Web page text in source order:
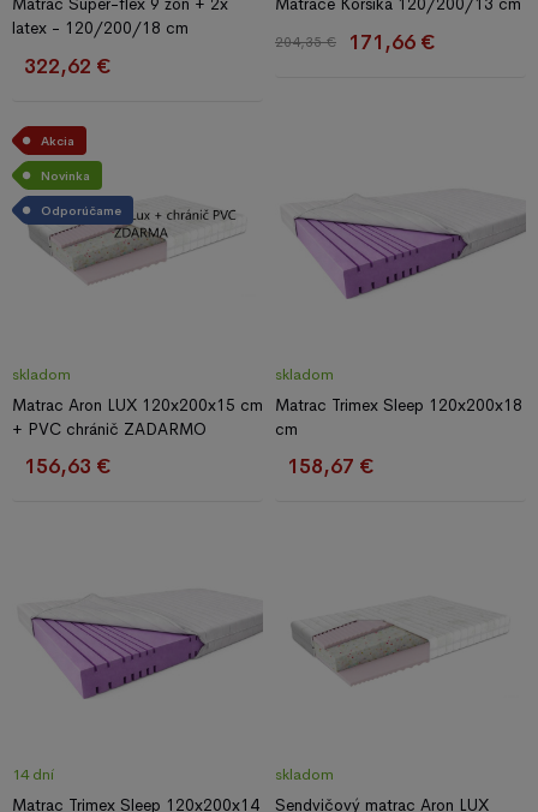
Matrac Super-flex 9 zón + 2x
latex - 120/200/18 cm
322,62 €
Matrace Korsika 120/200/13 cm
204,35 € 171,66 €
Akcia
Novinka
Odporúčame
skladom
Matrac Aron LUX 120x200x15 cm
+ PVC chránič ZADARMO
156,63 €
skladom
Matrac Trimex Sleep 120x200x18
cm
158,67 €
14 dní
Matrac Trimex Sleep 120x200x14
skladom
Sendvičový matrac Aron LUX